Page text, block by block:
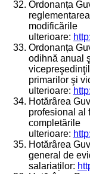
Ordonanța
modificările
ulterioare:
Ordonanța
odihnă anual
primarilor şi
ulterioare:
Hotărârea
profesional al
completările
ulterioare:
Hotărârea
general de
salariaților: